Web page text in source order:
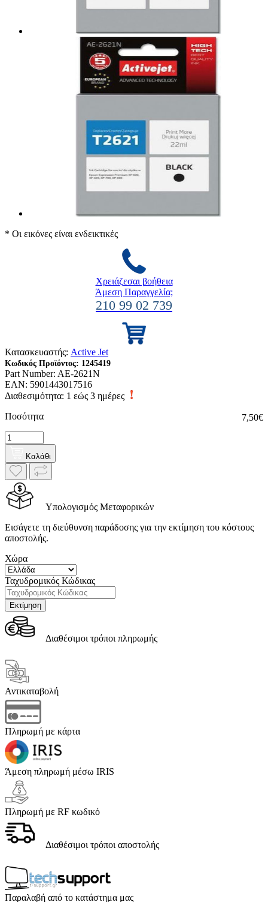
* Οι εικόνες είναι ενδεικτικές
Χρειάζεσαι βοήθεια
Άμεση Παραγγελία;
210 99 02 739
Κατασκευαστής: Active Jet
Κωδικός Προϊόντος: 1245419
Part Number: AE-2621N
EAN: 5901443017516
Διαθεσιμότητα: 1 εώς 3 ημέρες
7,50€
Ποσότητα
Καλάθι
Υπολογισμός Μεταφορικών
Εισάγετε τη διεύθυνση παράδοσης για την εκτίμηση του κόστους
αποστολής.
Χώρα
Ταχυδρομικός Κώδικας
Διαθέσιμοι τρόποι πληρωμής
Αντικαταβολή
Πληρωμή με κάρτα
Άμεση πληρωμή μέσω IRIS
Πληρωμή με RF κωδικό
Διαθέσιμοι τρόποι αποστολής
Παραλαβή από το κατάστημα μας